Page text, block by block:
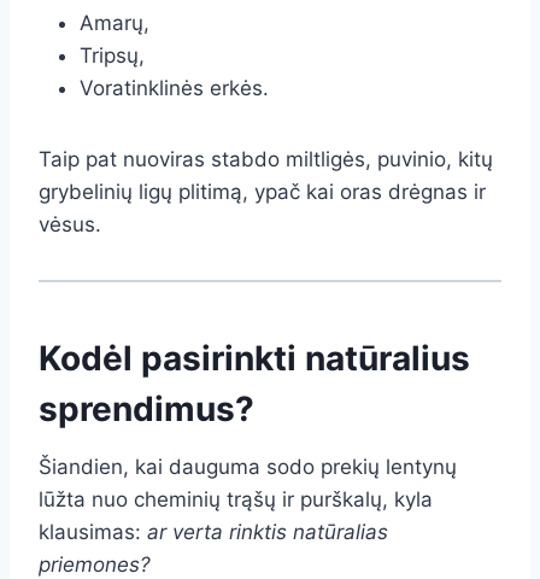
Amarų,
Tripsų,
Voratinklinės erkės.
Taip pat nuoviras stabdo miltligės, puvinio, kitų
grybelinių ligų plitimą, ypač kai oras drėgnas ir
vėsus.
Kodėl pasirinkti natūralius
sprendimus?
Šiandien, kai dauguma sodo prekių lentynų
lūžta nuo cheminių trąšų ir purškalų, kyla
klausimas: ar verta rinktis natūralias
priemones?